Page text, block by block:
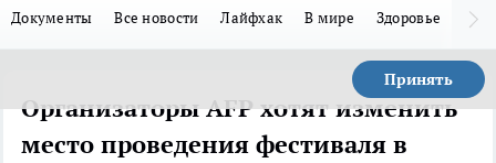
Документы Все новости Лайфхак В мире Здоровье
Принять
Организаторы AFP хотят изменить
место проведения фестиваля в